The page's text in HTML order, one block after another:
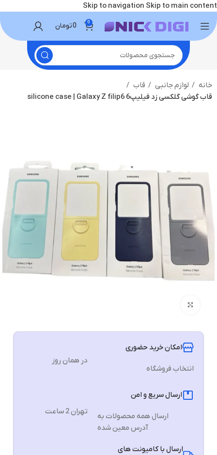
Skip to navigation Skip to main content
0
0تومان
خانه لوازم جانبی
قاب
قاب گوشی گلکسی زد فیلیپ6 silicone case | Galaxy Z filip6
امکان خرید حضوری
انتخاب فروشگاه
در همان روز
ارسال سریع و امن
ارسال همه محصولات به
آدرس معین شده
تهران 2 ساعت
ارسال با کامیونت های